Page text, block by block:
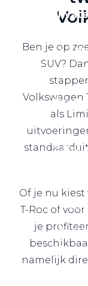
Direct
Ben je op
SUV?
als
Of je nu
T-Roc of
je
namelijk